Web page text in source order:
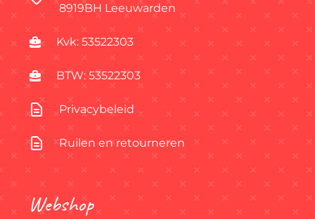
8919BH Leeuwarden
Kvk: 53522303
BTW: 53522303
Privacybeleid
Ruilen en retourneren
Webshop